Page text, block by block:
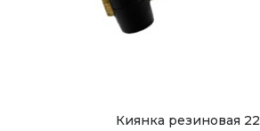
Киянка резиновая